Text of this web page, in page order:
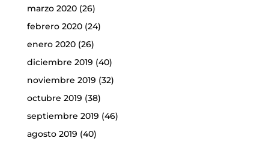
marzo 2020(26)
febrero 2020(24)
enero 2020(26)
diciembre 2019 (40)
noviembre 2019 (32)
octubre 2019 (38)
septiembre 2019 (46)
agosto 2019 (40)